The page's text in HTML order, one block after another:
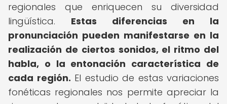
regionales que enriquecen su diversidad
lingüística. Estas diferencias en la
pronunciación pueden manifestarse en la
realización de ciertos sonidos, el ritmo del
habla, o la entonación característica de
cada región. El estudio de estas variaciones
fonéticas regionales nos permite apreciar la